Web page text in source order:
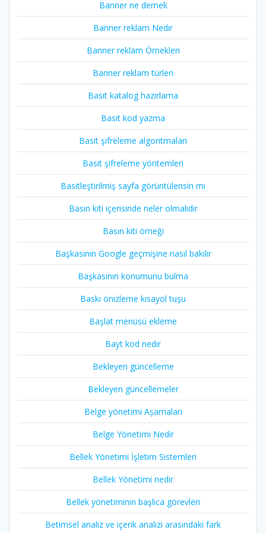
Banner ne demek
Banner reklam Nedir
Banner reklam Örnekleri
Banner reklam türleri
Basit katalog hazırlama
Basit kod yazma
Basit şifreleme algoritmaları
Basit şifreleme yöntemleri
Basitleştirilmiş sayfa görüntülensin mı
Basın kiti içerisinde neler olmalıdır
Basın kiti örneği
Başkasının Google geçmişine nasıl bakılır
Başkasının konumunu bulma
Baskı önizleme kısayol tuşu
Başlat menüsü ekleme
Bayt kod nedir
Bekleyen güncelleme
Bekleyen güncellemeler
Belge yönetimi Aşamaları
Belge Yönetimi Nedir
Bellek Yönetimi İşletim Sistemleri
Bellek Yönetimi nedir
Bellek yönetiminin başlıca görevleri
Betimsel analiz ve içerik analizi arasındaki fark